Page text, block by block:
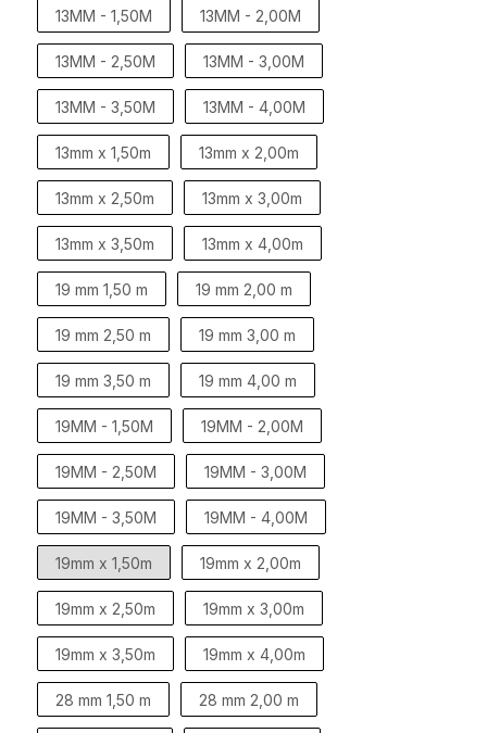
13MM - 1,50M 13MM - 2,00M
13MM - 2,50M 13MM - 3,00M
13MM - 3,50M 13MM - 4,00M
13mm x 1,50m 13mm x 2,00m
13mm x 2,50m 13mm x 3,00m
13mm x 3,50m 13mm x 4,00m
19 mm 1,50 m 19 mm 2,00 m
19 mm 2,50 m 19 mm 3,00 m
19 mm 3,50 m 19 mm 4,00 m
19MM - 1,50M 19MM - 2,00M
19MM - 2,50M 19MM - 3,00M
19MM - 3,50M 19MM - 4,00M
19mm x 1,50m 19mm x 2,00m
19mm x 2,50m 19mm x 3,00m
19mm x 3,50m 19mm x 4,00m
28 mm 1,50 m 28 mm 2,00 m